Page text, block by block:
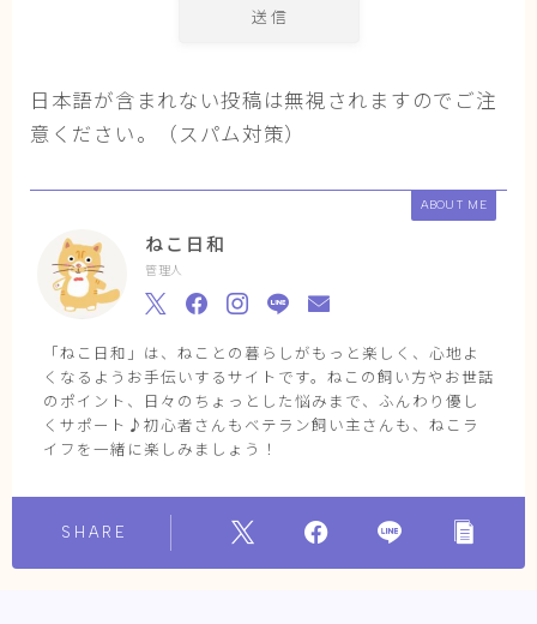
日本語が含まれない投稿は無視されますのでご注
意ください。（スパム対策）
ABOUT ME
ねこ日和
管理人
「ねこ日和」は、ねことの暮らしがもっと楽しく、心地よ
くなるようお手伝いするサイトです。ねこの飼い方やお世話
のポイント、日々のちょっとした悩みまで、ふんわり優し
くサポート♪初心者さんもベテラン飼い主さんも、ねこラ
イフを一緒に楽しみましょう！
SHARE